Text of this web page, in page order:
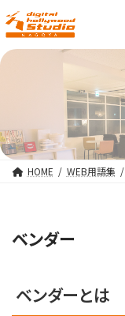
HOME WEB用語集
ベンダー
ベンダーとは